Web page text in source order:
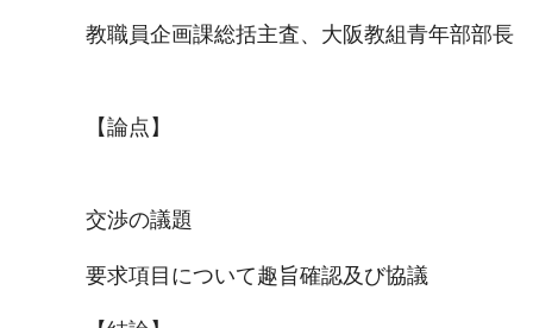
教職員企画課総括主査、大阪教組青年部部長
【論点】
交渉の議題
要求項目について趣旨確認及び協議